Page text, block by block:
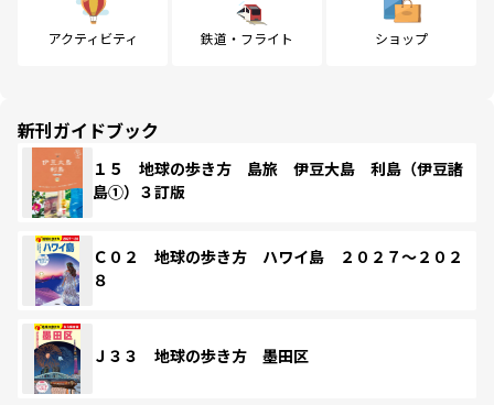
アクティビティ 鉄道・フライト ショップ
新刊ガイドブック
１５ 地球の歩き方 島旅 伊豆大島 利島（伊豆諸
島①）３訂版
Ｃ０２ 地球の歩き方 ハワイ島 ２０２７～２０２
８
Ｊ３３ 地球の歩き方 墨田区